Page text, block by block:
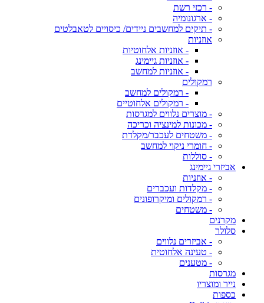
- רכזי רשת
- ארגונומיה
- תיקים למחשבים ניידים/ כיסויים לטאבלטים
אוזניות
- אוזניות אלחוטיות
- אוזניות גיימינג
- אוזניות למחשב
רמקולים
- רמקולים למחשב
- רמקולים אלחוטיים
- מוצרים נלווים למגרסות
- מכונות למינציה וכריכה
- משטחים לעכבר/מקלדת
- חומרי ניקוי למחשב
- סוללות
אביזרי גיימינג
- אוזניות
- מקלדות ועכברים
- רמקולים ומיקרופונים
- משטחים
מקרנים
סלולר
- אביזרים נלווים
- טעינה אלחוטית
- מטענים
מגרסות
נייר ומוצריו
כספות